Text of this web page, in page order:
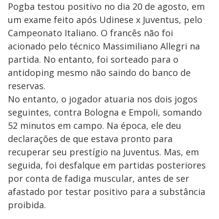
Pogba testou positivo no dia 20 de agosto, em
um exame feito após Udinese x Juventus, pelo
Campeonato Italiano. O francês não foi
acionado pelo técnico Massimiliano Allegri na
partida. No entanto, foi sorteado para o
antidoping mesmo não saindo do banco de
reservas.
No entanto, o jogador atuaria nos dois jogos
seguintes, contra Bologna e Empoli, somando
52 minutos em campo. Na época, ele deu
declarações de que estava pronto para
recuperar seu prestígio na Juventus. Mas, em
seguida, foi desfalque em partidas posteriores
por conta de fadiga muscular, antes de ser
afastado por testar positivo para a substância
proibida.